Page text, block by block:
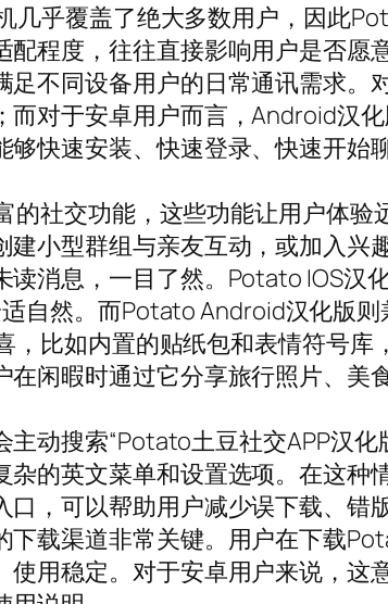
几乎覆盖了绝大多数用户，因此
配程度，往往直接影响用户是否
不同设备用户的日常通讯需求
而对于安卓用户而言，Android汉
快速安装、快速登录、快速开始
社交功能，这些功能让用户体验
小型群组与亲友互动，或加入兴
消息，一目了然。Potato IOS汉
自然。而Potato Android汉化版
比如内置的贴纸包和表情符号
闲暇时通过它分享旅行照片、美
动搜索“Potato土豆社交APP汉
杂的英文菜单和设置选项。在这
，可以帮助用户减少误下载、
载渠道非常关键。用户在下载
用稳定。对于安卓用户来说，